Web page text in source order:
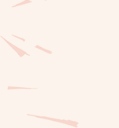
Michel Vallières.